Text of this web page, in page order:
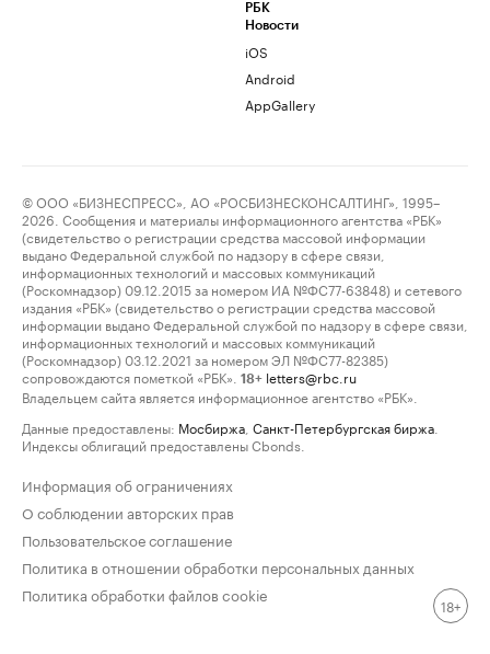
РБК
Новости
iOS
Android
AppGallery
© ООО «БИЗНЕСПРЕСС», АО «РОСБИЗНЕСКОНСАЛТИНГ», 1995–
2026. Сообщения и материалы информационного агентства «РБК»
(свидетельство о регистрации средства массовой информации
выдано Федеральной службой по надзору в сфере связи,
информационных технологий и массовых коммуникаций
(Роскомнадзор) 09.12.2015 за номером ИА №ФС77-63848) и сетевого
издания «РБК» (свидетельство о регистрации средства массовой
информации выдано Федеральной службой по надзору в сфере связи,
информационных технологий и массовых коммуникаций
(Роскомнадзор) 03.12.2021 за номером ЭЛ №ФС77-82385)
сопровождаются пометкой «РБК».
18+ letters@rbc.ru
Владельцем сайта является информационное агентство «РБК».
Данные предоставлены: Мосбиржа Санкт-Петербургская биржа
Индексы облигаций предоставлены Cbonds.
Информация об ограничениях
О соблюдении авторских прав
Пользовательское соглашение
Политика в отношении обработки персональных данных
Политика обработки файлов cookie
18+